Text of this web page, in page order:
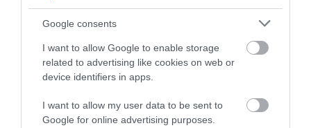
Google consents
I want to allow Google to enable storage
related to advertising like cookies on web or
device identifiers in apps.
I want to allow my user data to be sent to
Google for online advertising purposes.
πραγματοποιήσουν επίσκεψη, παρακαλούμε
να επιλέξουν την επιθυμητή ημέρα από
αυτές που αναφέρονται στον
διαθεσιμότητας/επισκεψιμότητας των
Τμημάτων.